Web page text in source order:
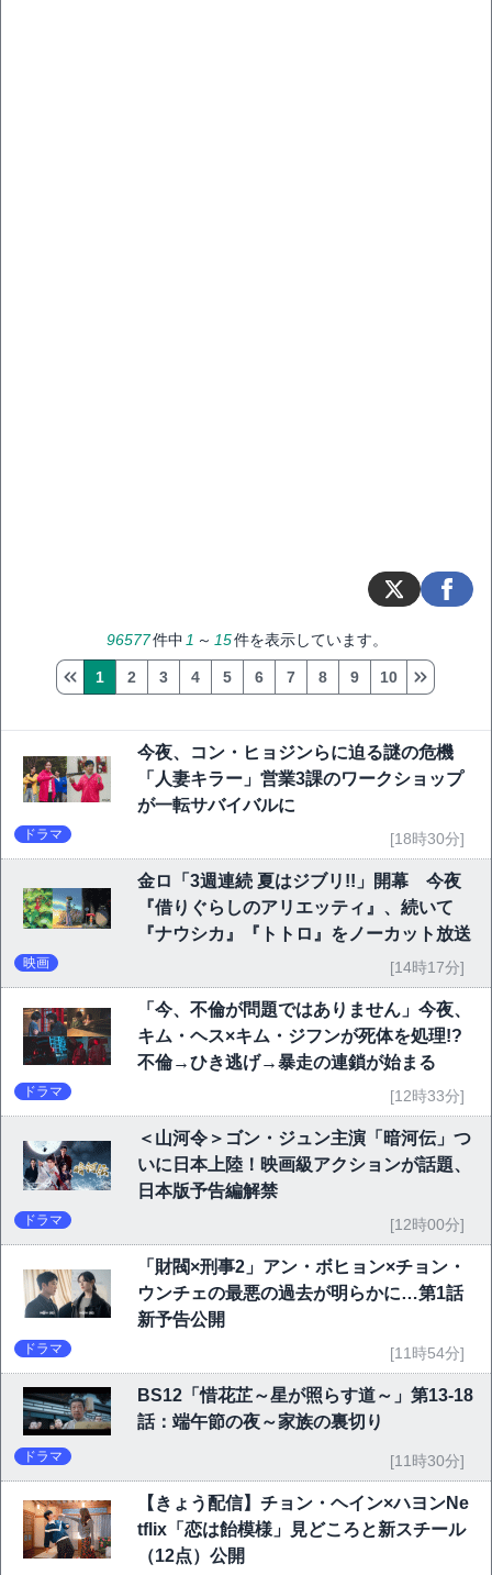
96577件中 1 ～ 15件を表示しています。
1 2 3 4 5 6 7 8 9 10
今夜、コン・ヒョジンらに迫る謎の危機
「人妻キラー」営業3課のワークショップ
が一転サバイバルに
ドラマ [18時30分]
金ロ「3週連続 夏はジブリ!!」開幕 今夜
『借りぐらしのアリエッティ』、続いて
『ナウシカ』『トトロ』をノーカット放送
映画 [14時17分]
「今、不倫が問題ではありません」今夜、
キム・ヘス×キム・ジフンが死体を処理!?
不倫→ひき逃げ→暴走の連鎖が始まる
ドラマ [12時33分]
＜山河令＞ゴン・ジュン主演「暗河伝」つ
いに日本上陸！映画級アクションが話題、
日本版予告編解禁
ドラマ [12時00分]
「財閥×刑事2」アン・ボヒョン×チョン・
ウンチェの最悪の過去が明らかに…第1話
新予告公開
ドラマ [11時54分]
BS12「惜花芷～星が照らす道～」第13-18
話：端午節の夜～家族の裏切り
ドラマ [11時30分]
【きょう配信】チョン・ヘイン×ハヨンNe
tflix「恋は飴模様」見どころと新スチール
（12点）公開